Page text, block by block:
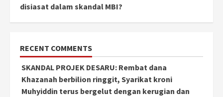
disiasat dalam skandal MBI?
RECENT COMMENTS
SKANDAL PROJEK DESARU: Rembat dana
Khazanah berbilion ringgit, Syarikat kroni
Muhyiddin terus bergelut dengan kerugian dan